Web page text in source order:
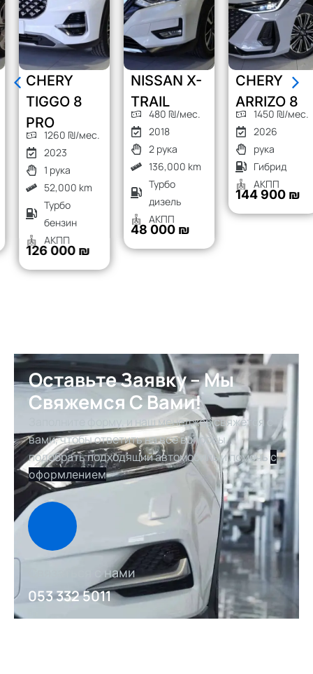
CHERY
TIGGO 8
PRO
1260 ₪/мес.
2023
1 рука
52,000 km
Турбо
бензин
АКПП
126 000 ₪
NISSAN X-
TRAIL
480 ₪/мес.
2018
2 рука
136,000 km
Турбо
дизель
АКПП
48 000 ₪
CHERY
ARRIZO 8
1450 ₪/мес.
2026
рука
Гибрид
АКПП
144 900 ₪
Оставьте Заявку – Мы
Свяжемся С Вами!
Заполните форму, и наш менеджер свяжется с
вами, чтобы ответить на все вопросы,
подобрать подходящий автомобиль и помочьс
оформлением
Связаться с нами
053 332 5011